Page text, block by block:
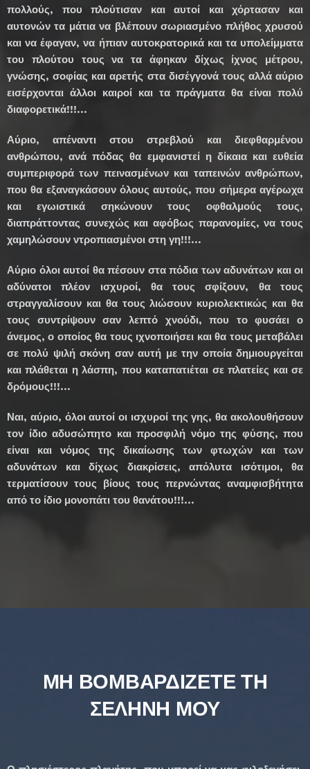
πολλούς, που πλούτισαν και αυτοί και χόρτασαν και
αυτονών τα μάτια να βλέπουν σωριασμένο πλήθος χρυσού
και να έφαγαν, να ήπιαν αυτοκρατορικά και τα υπολείμματα
του πλούτου τους να τα άφηκαν δίχως ίχνος μέτρου,
γνώσης, σοφίας και αρετής στα δισέγγονά τους αλλά αύριο
εισέρχονται άλλοι καιροί και τα πράγματα θα είναι πολύ
διαφορετικά!!!...
Αύριο, απέναντι στου στρεβλού και διεφθαρμένου
ανθρώπου, ανά πόδας θα εμφανιστεί η δίκαια και ευθεία
συμπεριφορά των πεινασμένων και ταπεινών ανθρώπων,
που θα εξαναγκάσουν όλους αυτούς, που σήμερα αγέρωχα
και εγωιστικά σηκώνουν τους οφθαλμούς τους,
διαπράττοντας συνεχώς και αφόβως παρανομίες, να τους
χαμηλώσουν ντροπιασμένοι στη γη!!!...
Αύριο όλοι αυτοί θα πέσουν στα πόδια των αδυνάτων και οι
αδύνατοι πλέον ισχυροί, θα τους σφίξουν, θα τους
στραγγαλίσουν και θα τους λιώσουν κυριολεκτικώς και θα
τους συντρίψουν σαν λεπτό χνούδι, που το φυσάει ο
άνεμος, ο οποίος θα τους ιχνοποιήσει και θα τους μεταβάλει
σε πολύ ψιλή σκόνη σαν αυτή με την οποία δημιουργείται
και πλάθεται η λάσπη, που καταπατιέται σε πλατείες και σε
δρόμους!!!...
Ναι, αύριο, όλοι αυτοί οι ισχυροί της γης, θα ακολουθήσουν
τον ίδιο αδυσώπητο και προσφιλή νόμο της φύσης, που
είναι και νόμος της δικαίωσης των φτωχών και των
αδυνάτων και δίχως διακρίσεις, απόλυτα ισότιμοι, θα
τερματίσουν τους βίους τους περνώντας αναμφισβήτητα
από το ίδιο μονοπάτι του θανάτου!!!...
ΜΗ ΒΟΜΒΑΡΔΙΖΕΤΕ ΤΗ
ΣΕΛΗΝΗ ΜΟΥ